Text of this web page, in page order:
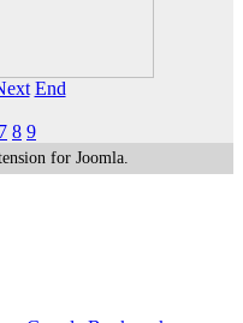
End
7 8 9
for Joomla.